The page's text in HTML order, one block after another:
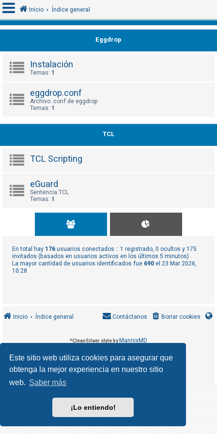
Este sitio web utiliza cookies para asegurar que
obtenga la mejor experiencia en nuestro sitio
web. Saber más
¡Lo entiendo!
I
d
e
t
f
c
a
r
e
g
s
r
T
e
s
Inicio Índice general
Eggdrop
Instalación
Temas: 1
eggdrop.conf
Archivo .conf de eggdrop
Temas: 1
TCL
TCL Scripting
eGuard
Sentencia TCL
Temas: 1
En total hay 176 usuarios conectados :: 1 registrado, 0 ocultos y 175
invitados (basados en usuarios activos en los últimos 5 minutos)
La mayor cantidad de usuarios identificados fue 690 el 23 Mar 2026,
10:28
Inicio Índice general Borrar cookies
Contáctanos
*CleanSilver style by MannixMD
Desarrollado por
phpBB ® Forum Software © phpBB Limited
Privacidad